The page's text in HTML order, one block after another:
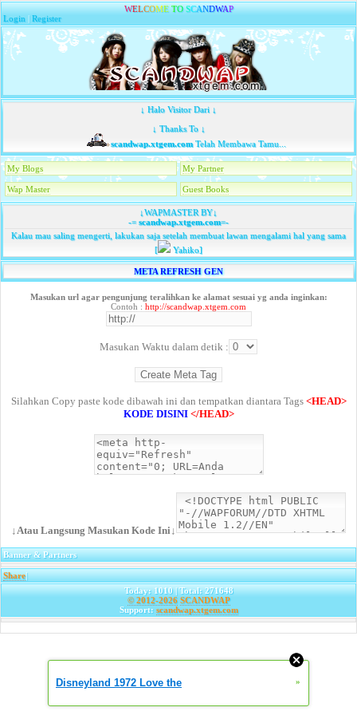
WELCOME TO SCANDWAP
Login |Register
↓ Halo Visitor Dari ↓
↓ Thanks To ↓
scandwap.xtgem.comTelah Membawa Tamu...
My Blogs My Partner
Wap Master Guest Books
↓WAPMASTER BY↓
-=scandwap.xtgem.com=-
Kalau mau saling mengerti, lakukan saja setelah membuat lawan mengalami hal yang sama
[
Yahiko]
META REFRESH GEN
Masukan url agar pengunjung teralihkan ke alamat sesuai yg anda inginkan:
Contoh : http://scandwap.xtgem.com
Masukan Waktu dalam detik :
Silahkan Copy paste kode dibawah ini dan tempatkan diantara Tags <HEAD>
KODE DISINI </HEAD>
↓Atau Langsung Masukan Kode Ini↓
Banner & Partners
Share|
Today: 1010 | Total: 271648
© 2012-2026 SCANDWAP
Support: scandwap.xtgem.com
Disneyland 1972 Love the »